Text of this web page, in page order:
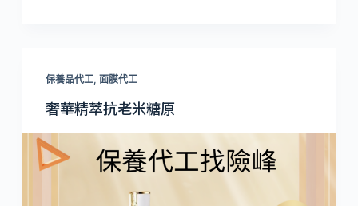
保養品代工, 面膜代工
奢華精萃抗老米糖原